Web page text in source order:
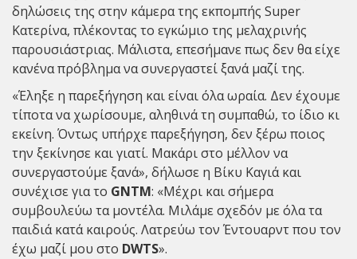
δηλώσεις της στην κάμερα της εκπομπής Super
Κατερίνα, πλέκοντας το εγκώμιο της μελαχρινής
παρουσιάστριας. Μάλιστα, επεσήμανε πως δεν θα είχε
κανένα πρόβλημα να συνεργαστεί ξανά μαζί της.
«Έληξε η παρεξήγηση και είναι όλα ωραία. Δεν έχουμε
τίποτα να χωρίσουμε, αληθινά τη συμπαθώ, το ίδιο κι
εκείνη. Όντως υπήρχε παρεξήγηση, δεν ξέρω ποιος
την ξεκίνησε και γιατί. Μακάρι στο μέλλον να
συνεργαστούμε ξανά», δήλωσε η Βίκυ Καγιά και
συνέχισε για το GNTM: «Μέχρι και σήμερα
συμβουλεύω τα μοντέλα. Μιλάμε σχεδόν με όλα τα
παιδιά κατά καιρούς. Λατρεύω τον Έντουαρντ που τον
έχω μαζί μου στο DWTS».